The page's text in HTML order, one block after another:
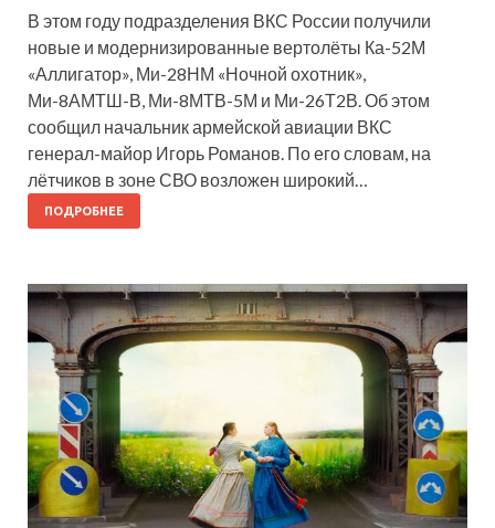
В этом году подразделения ВКС России получили
новые и модернизированные вертолёты Ка-52М
«Аллигатор», Ми-28НМ «Ночной охотник»,
Ми-8АМТШ-В, Ми-8МТВ-5М и Ми-26Т2В. Об этом
сообщил начальник армейской авиации ВКС
генерал-майор Игорь Романов. По его словам, на
лётчиков в зоне СВО возложен широкий…
ПОДРОБНЕЕ